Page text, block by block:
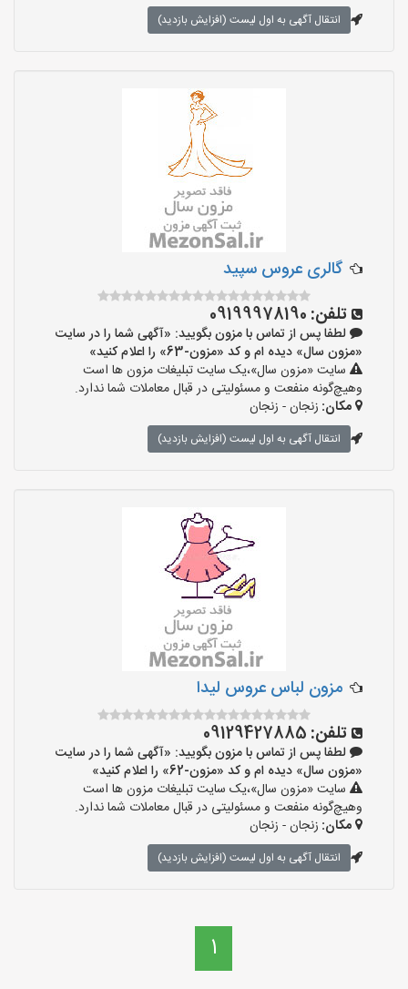
انتقال آگهی به اول لیست (افزایش بازدید)
گالری عروس سپید
تلفن: 09199978190
لطفا پس از تماس با مزون بگویید: «آگهی شما را در سایت
«مزون سال» دیده ام و کد «مزون-63» را اعلام کنید»
سایت «مزون سال»،یک سایت تبلیغات مزون ها است
وهیچ‌گونه منفعت و مسئولیتی در قبال معاملات شما ندارد.
مکان: زنجان - زنجان
انتقال آگهی به اول لیست (افزایش بازدید)
مزون لباس عروس لیدا
تلفن: 09129427885
لطفا پس از تماس با مزون بگویید: «آگهی شما را در سایت
«مزون سال» دیده ام و کد «مزون-62» را اعلام کنید»
سایت «مزون سال»،یک سایت تبلیغات مزون ها است
وهیچ‌گونه منفعت و مسئولیتی در قبال معاملات شما ندارد.
مکان: زنجان - زنجان
انتقال آگهی به اول لیست (افزایش بازدید)
1